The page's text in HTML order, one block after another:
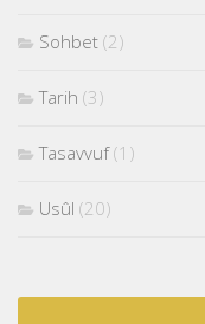
Sohbet (2)
Tarih (3)
Tasavvuf(1)
Usûl (20)